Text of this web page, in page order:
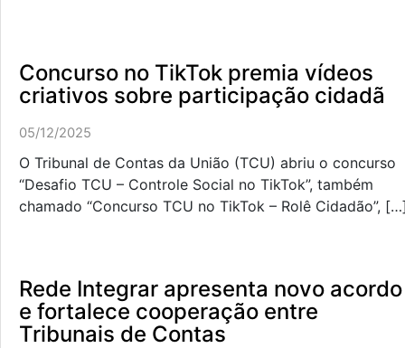
Concurso no TikTok premia vídeos
criativos sobre participação cidadã
05/12/2025
O Tribunal de Contas da União (TCU) abriu o concurso
“Desafio TCU – Controle Social no TikTok”, também
chamado “Concurso TCU no TikTok – Rolê Cidadão”,
Rede Integrar apresenta novo acordo
e fortalece cooperação entre
Tribunais de Contas